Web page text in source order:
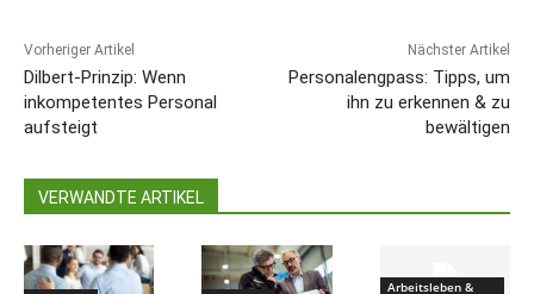
Vorheriger Artikel
Dilbert-Prinzip: Wenn
inkompetentes Personal
aufsteigt
Nächster Artikel
Personalengpass: Tipps, um
ihn zu erkennen & zu
bewältigen
VERWANDTE ARTIKEL
Arbeitsleben &